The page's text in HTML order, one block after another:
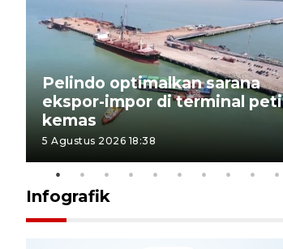
Pelindo optimalkan sarana
ekspor-impor di terminal peti
kemas
5 Agustus 2026 18:38
Infografik